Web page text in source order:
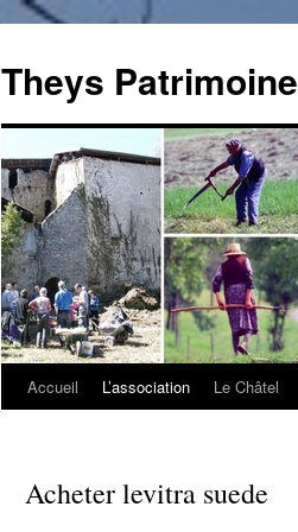
Theys Patrimoine
Aller
Accueil L’association Le Châtel
Acheter levitra suede